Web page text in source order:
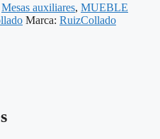
Mesas auxiliares, MUEBLE
Marca: RuizCollado